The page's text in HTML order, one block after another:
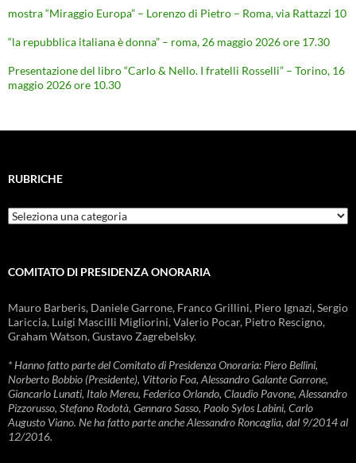
mostra “Miraggio Europa” – Lorenzo di Pietro – Roma, via Rattazzi 10
“la repubblica italiana è donna” – roma, 26 maggio 2026 ore 17.30
Presentazione del libro “Carlo & Nello. I fratelli Rosselli” – Torino, 16
maggio 2026 ore 10.30
RUBRICHE
Rubriche
COMITATO DI PRESIDENZA ONORARIA
Mauro Barberis, Daniele Garrone, Franco Grillini, Piero Ignazi, Sergio
Lariccia, Luigi Mascilli Migliorini, Valerio Pocar, Pietro Rescigno,
Graham Watson, Gustavo Zagrebelsky.
* Hanno fatto parte del Comitato di Presidenza Onoraria: Piero Bellini,
Norberto Bobbio (Presidente), Vittorio Foa, Alessandro Galante Garrone,
Giancarlo Lunati, Italo Mereu, Federico Orlando, Claudio Pavone, Alessandro
Pizzorusso, Stefano Rodotà, Gennaro Sasso, Paolo Sylos Labini, Carlo
Augusto Viano. Ne ha fatto parte anche Alessandro Roncaglia, dal 9/2014 al
12/2016.